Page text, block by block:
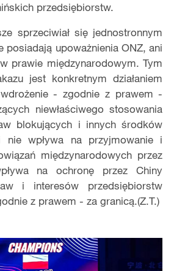
przedsiębiorstw.
sprzeciwiał się jednostronnym
posiadają upoważnienia ONZ, ani
prawie międzynarodowym. Tym
jest konkretnym działaniem
- zgodnie z prawem -
niewłaściwego stosowania
blokujących i innych środków
nie wpływa na przyjmowanie i
międzynarodowych przez
na ochronę przez Chiny
i interesów przedsiębiorstw
z prawem - za granicą.(Z.T.)